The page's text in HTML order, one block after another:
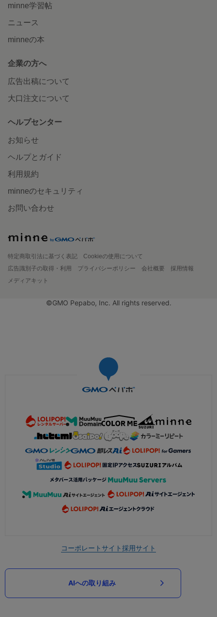
minne学習帖
ニュース
minneの本
企業の方へ
広告出稿について
大口注文について
ヘルプセンター
お知らせ
ヘルプとガイド
利用規約
minneのセキュリティ
お問い合わせ
特定商取引法に基づく表記
Cookieの使用について
広告識別子の取得・利用
プライバシーポリシー 会社概要
採用情報
メディアキット
©GMO Pepabo, Inc. All rights reserved.
コーポレートサイト採用サイト
AIへの取り組み